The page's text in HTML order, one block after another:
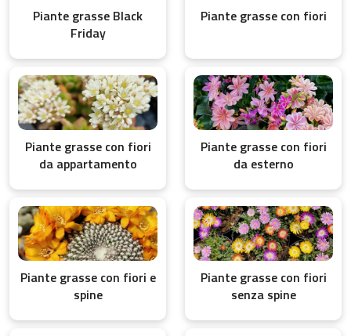
Piante grasse Black
Friday
Piante grasse con fiori
Piante grasse con fiori
da appartamento
Piante grasse con fiori
da esterno
Piante grasse con fiori e
spine
Piante grasse con fiori
senza spine